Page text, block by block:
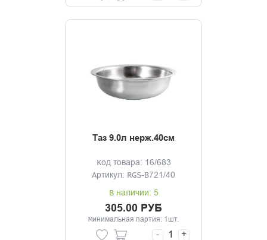
Таз 9.0л нерж.40см
Код товара: 16/683
Артикул: RGS-B721/40
В наличии: 5
305.00 РУБ
Минимальная партия: 1шт.
- +